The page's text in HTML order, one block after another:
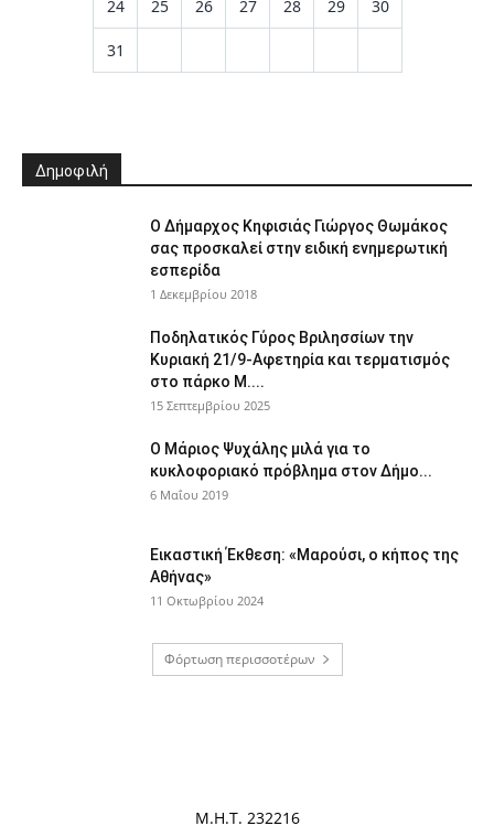
24 25 26 27 28 29 30
31
Δημοφιλή
Ο Δήμαρχος Κηφισιάς Γιώργος Θωμάκος
σας προσκαλεί στην ειδική ενημερωτική
εσπερίδα
1 Δεκεμβρίου 2018
Ποδηλατικός Γύρος Βριλησσίων την
Κυριακή 21/9-Αφετηρία και τερματισμός
στο πάρκο Μ....
15 Σεπτεμβρίου 2025
Ο Μάριος Ψυχάλης μιλά για το
κυκλοφοριακό πρόβλημα στον Δήμο...
6 Μαΐου 2019
Εικαστική Έκθεση: «Μαρούσι, ο κήπος της
Αθήνας»
11 Οκτωβρίου 2024
Φόρτωση περισσοτέρων
Μ.Η.Τ. 232216